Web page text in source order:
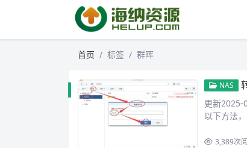
首页 标签 群晖
NAS
更新2025-
以下方法
3,389次